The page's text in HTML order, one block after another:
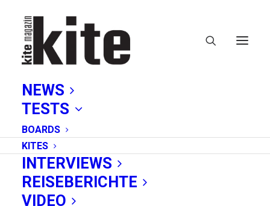
NEWS
TESTS
BOARDS
KITES
INTERVIEWS
REISEBERICHTE
VIDEO
Leichtwind